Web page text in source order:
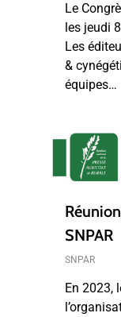
Le
les jeudi
Les
&
équipes…
SNPAR
SNPAR
En 2023,